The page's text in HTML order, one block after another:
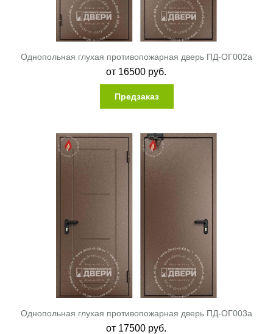
Однопольная глухая противопожарная дверь ПД-ОГ002a
от 16500 руб.
Предзаказ
Однопольная глухая противопожарная дверь ПД-ОГ003a
от 17500 руб.